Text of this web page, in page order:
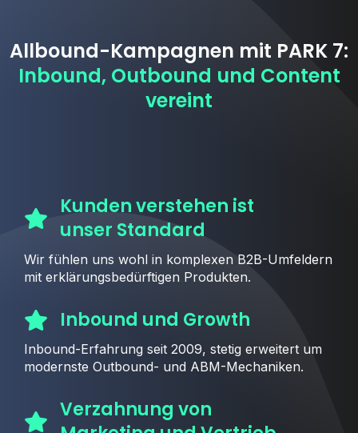
Allbound-Kampagnen mit PARK 7:
Inbound, Outbound und Content
vereint
Kunden verstehen ist
unser Standard
Wir fühlen uns wohl in komplexen B2B-Umfeldern
mit erklärungsbedürftigen Produkten.
Inbound und Growth
Inbound-Erfahrung seit 2009, stetig erweitert um
modernste Outbound- und ABM-Mechaniken.
Verzahnung von